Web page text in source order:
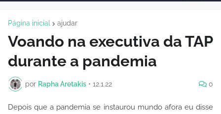
Página inicial ajudar
Voando na executiva da TAP
durante a pandemia
por Rapha Aretakis • 12.1.22 0
Depois que a pandemia se instaurou mundo afora eu disse